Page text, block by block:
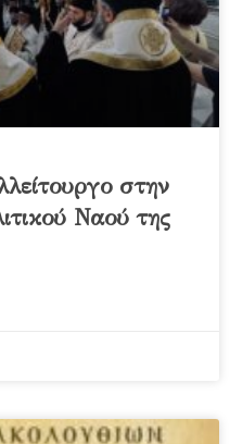
στην
Ναού της